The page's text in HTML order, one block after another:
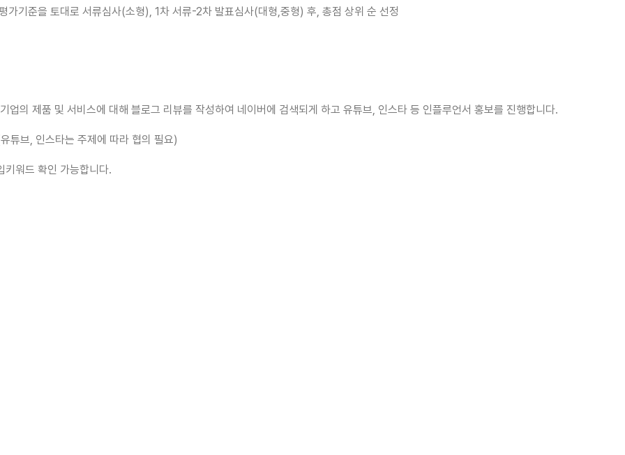
가기준을 토대로 서류심사(소형), 1차 서류-2차 발표심사(대형,중형) 후, 총점 상위 순 선정
업의 제품 및 서비스에 대해 블로그 리뷰를 작성하여 네이버에 검색되게 하고 유튜브, 인스타 등 인플루언서 홍보를 진행합니다.
튜브, 인스타는 주제에 따라 협의 필요)
워드 확인 가능합니다.